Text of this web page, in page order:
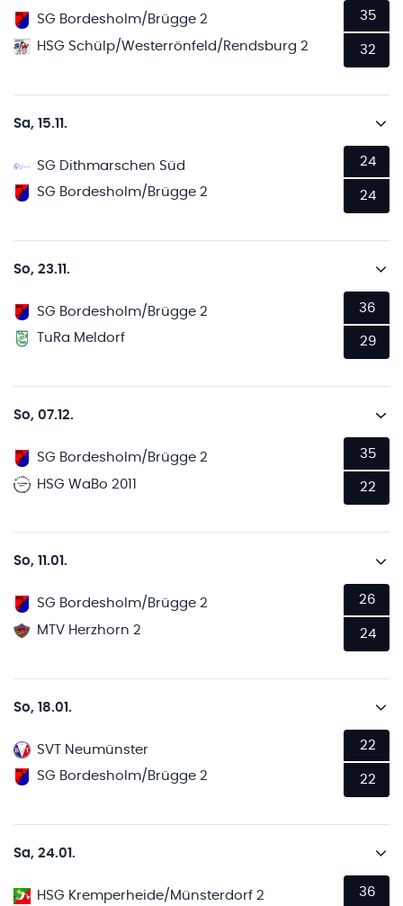
SG Bordesholm/Brügge 2
HSG Schülp/Westerrönfeld/Rendsburg 2
35
32
Sa, 15.11.
SG Dithmarschen Süd
SG Bordesholm/Brügge 2
24
24
So, 23.11.
SG Bordesholm/Brügge 2
TuRa Meldorf
36
29
So, 07.12.
SG Bordesholm/Brügge 2
HSG WaBo 2011
35
22
So, 11.01.
SG Bordesholm/Brügge 2
MTV Herzhorn 2
26
24
So, 18.01.
SVT Neumünster
SG Bordesholm/Brügge 2
22
22
Sa, 24.01.
HSG Kremperheide/Münsterdorf 2 36